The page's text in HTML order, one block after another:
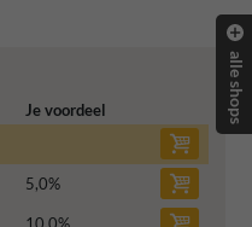
Je voordeel
5,0%
alle shops